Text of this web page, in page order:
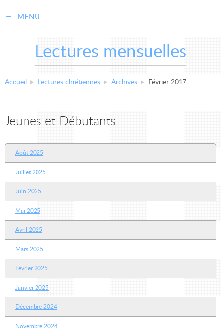
MENU
Lectures mensuelles
Accueil Lectures chrétiennes Archives Février 2017
Jeunes et Débutants
Août 2025
Juillet 2025
Juin 2025
Mai 2025
Avril 2025
Mars 2025
Février 2025
Janvier 2025
Décembre 2024
Novembre 2024